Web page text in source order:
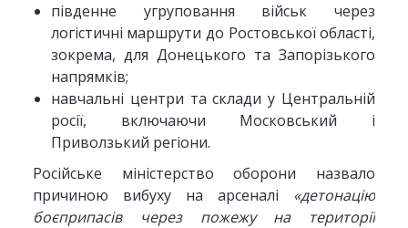
південне угруповання військ через
логістичні маршрути до Ростовської області,
зокрема, для Донецького та Запорізького
напрямків;
навчальні центри та склади у Центральній
росії, включаючи Московський і
Приволзький регіони.
Російське міністерство оборони назвало
причиною вибуху на арсеналі «детонацію
боєприпасів через пожежу на території